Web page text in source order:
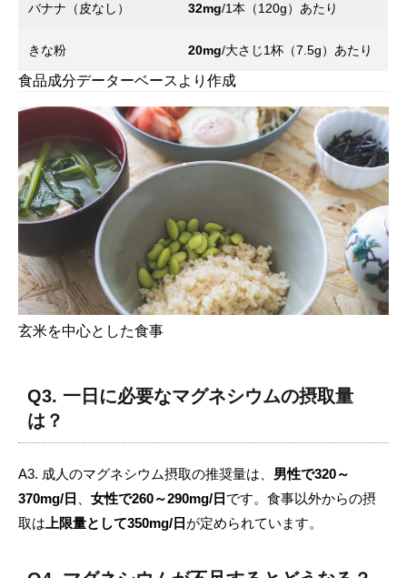
バナナ（皮なし） 32mg/1本（120g）あたり
きな粉 20mg/大さじ1杯（7.5g）あたり
食品成分データーベースより作成
玄米を中心とした食事
Q3. 一日に必要なマグネシウムの摂取量
は？
A3. 成人のマグネシウム摂取の推奨量は、 男性で320～
370mg/日
女性で260～290mg/日 です。食事以外からの摂
取は 上限量として350mg/日 が定められています。